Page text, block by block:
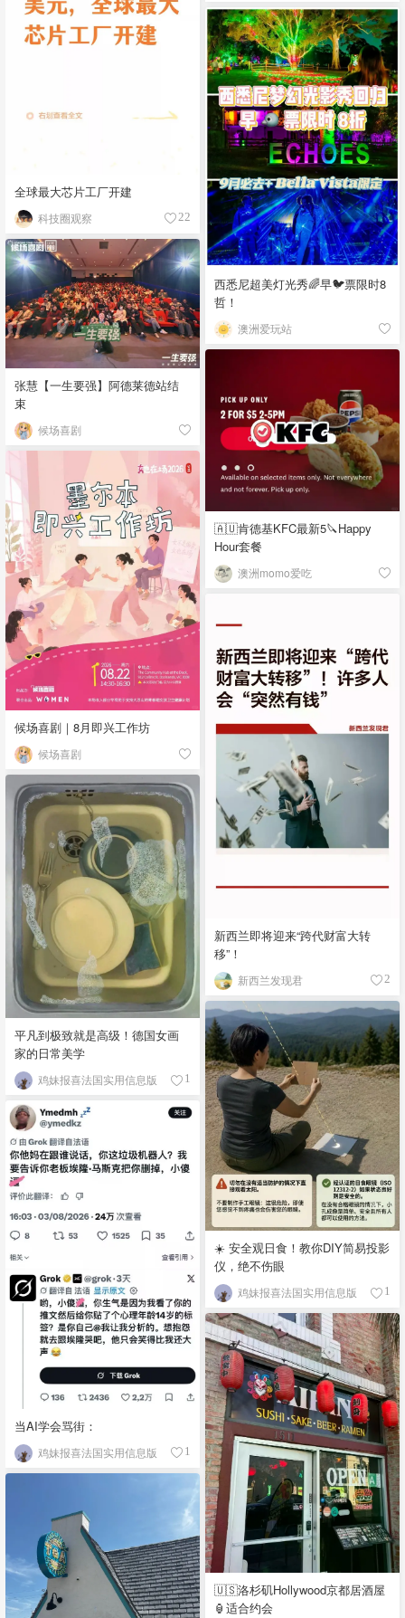
全球最大芯片工厂开建
科技圈观察 22
西悉尼超美灯光秀🌈早🐦票限时8
哲！
澳洲爱玩站
张慧【一生要强】阿德莱德站结
束
候场喜剧
🇦🇺肯德基KFC最新5🔪Happy
Hour套餐
澳洲momo爱吃
候场喜剧｜8月即兴工作坊
候场喜剧
新西兰即将迎来“跨代财富大转
移”！
新西兰发现君 2
平凡到极致就是高级！德国女画
家的日常美学
鸡妹报喜法国实用信息版 1
☀️ 安全观日食！教你DIY简易投影
仪，绝不伤眼
鸡妹报喜法国实用信息版 1
当AI学会骂街：
鸡妹报喜法国实用信息版 1
🇺🇸洛杉矶Hollywood京都居酒屋
🏮适合约会